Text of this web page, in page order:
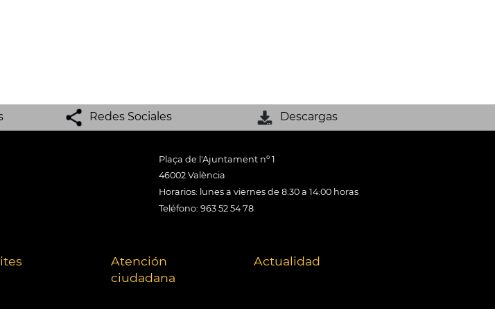
Redes Sociales Descargas
Plaça de l'Ajuntament nº 1
46002 València
Horarios: lunes a viernes de 8:30 a 14:00 horas
Teléfono: 963 52 54 78
Atención
ciudadana
Actualidad